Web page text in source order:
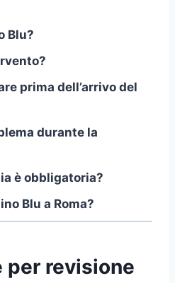
Blu?
prima dell’arrivo del
durante la
è obbligatoria?
Blu a Roma?
per revisione